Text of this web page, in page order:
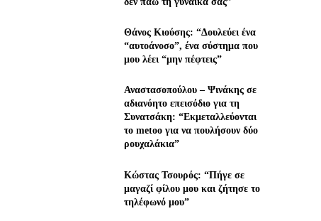
Θάνος Κιούσης: “Δουλεύει ένα
“αυτοάνοσο”, ένα σύστημα που
μου λέει “μην πέφτεις”
Αναστασοπούλου – Ψινάκης σε
αδιανόητο επεισόδιο για τη
Συνατσάκη: “Εκμεταλλεύονται
το metoo για να πουλήσουν δύο
ρουχαλάκια”
Κώστας Τσουρός: “Πήγε σε
μαγαζί φίλου μου και ζήτησε το
τηλέφωνό μου”